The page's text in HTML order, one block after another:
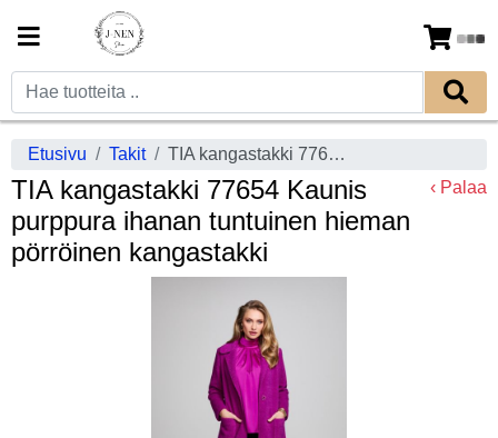
Etusivu Takit TIA kangastakki 77654 Kaunis purppura ihanan tuntuinen hieman pörröinen kangastakki
TIA kangastakki 77654 Kaunis
purppura ihanan tuntuinen hieman
pörröinen kangastakki
‹ Palaa